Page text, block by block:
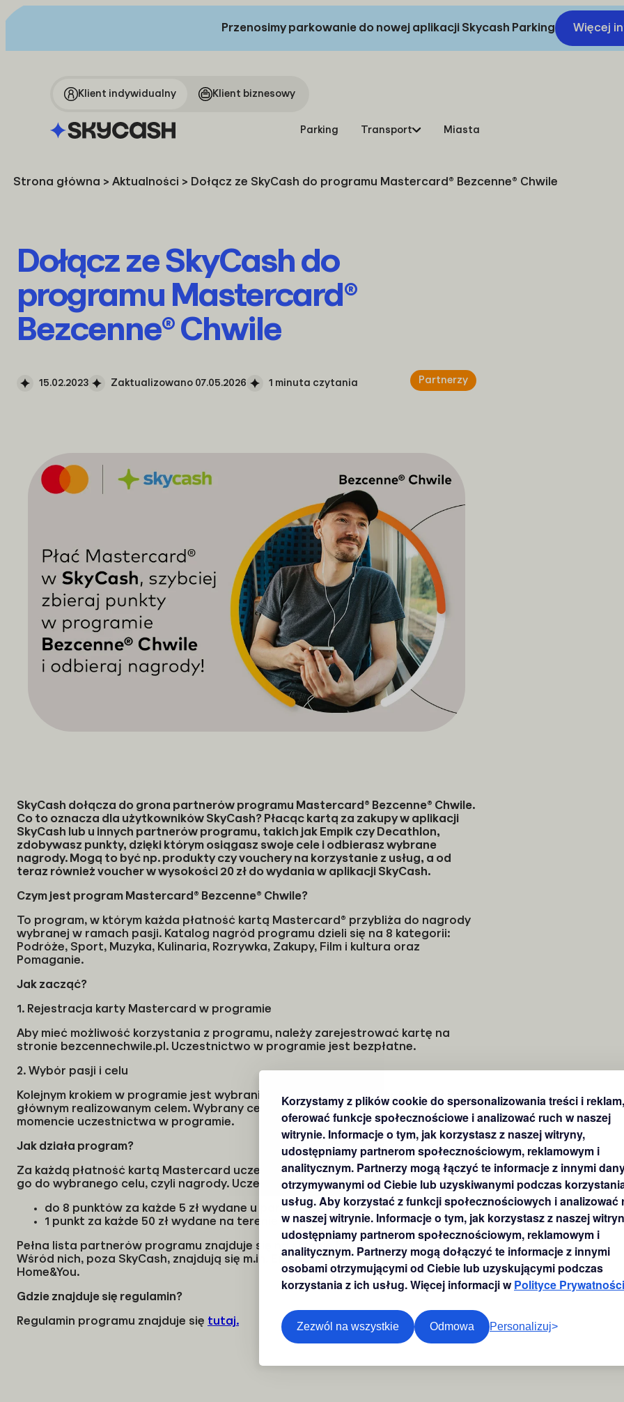
Korzystamy z plików cookie do spersonalizowania treści i
oferować funkcje społecznościowe i analizować ruch w naszej
witrynie. Informacje o tym, jak korzystasz z naszej witryny,
udostępniamy partnerom społecznościowym, reklamowym i
analitycznym. Partnerzy mogą łączyć te informacje z innymi
otrzymywanymi od Ciebie lub uzyskiwanymi podczas
usług. Aby korzystać z funkcji społecznościowych i analizować
w naszej witrynie. Informacje o tym, jak korzystasz z naszej
udostępniamy partnerom społecznościowym, reklamowym i
analitycznym. Partnerzy mogą dołączyć te informacje z innymi
osobami otrzymującymi od Ciebie lub uzyskującymi podczas
korzystania z ich usług. Więcej informacji wPolityce Prywatności
Zezwól na wszystkie Odmowa Personalizuj
Przenosimy parkowanie do nowej aplikacji Skycash Parking Więcej
Klient indywidualny Klient biznesowy
Parking Transport Miasta
Strona główna > Aktualności > Dołącz ze SkyCash do programu Mastercard® Bezcenne® Chwile
Dołącz ze SkyCash do
programu Mastercard®
Bezcenne® Chwile
15.02.2023 Zaktualizowano 07.05.2026 1 minuta czytania Partnerzy
SkyCash dołącza do grona partnerów programu Mastercard® Bezcenne® Chwile.
Co to oznacza dla użytkowników SkyCash? Płacąc kartą za zakupy w aplikacji
SkyCash lub u innych partnerów programu, takich jak Empik czy Decathlon,
zdobywasz punkty, dzięki którym osiągasz swoje cele i odbierasz wybrane
nagrody. Mogą to być np. produkty czy vouchery na korzystanie z usług, a od
teraz również voucher w wysokości 20 zł do wydania w aplikacji SkyCash.
Czym jest program Mastercard® Bezcenne® Chwile?
To program, w którym każda płatność kartą Mastercard® przybliża do nagrody
wybranej w ramach pasji. Katalog nagród programu dzieli się na 8 kategorii:
Podróże, Sport, Muzyka, Kulinaria, Rozrywka, Zakupy, Film i kultura oraz
Pomaganie.
Jak zacząć?
1. Rejestracja karty Mastercard w programie
Aby mieć możliwość korzystania z programu, należy zarejestrować kartę na
stronie bezcennechwile.pl. Uczestnictwo w programie jest bezpłatne.
2. Wybór pasji i celu
Kolejnym krokiem w programie jest wybranie swojej pasji i nagrody, która będzie
głównym realizowanym celem. Wybrany cel można zmieniać na inny w każdym
momencie uczestnictwa w programie.
Jak działa program?
Za każdą płatność kartą Mastercard uczestnik zbiera punkty, które przybliżają
go do wybranego celu, czyli nagrody. Uczestnik programu otrzymuje:
do 8 punktów za każde 5 zł wydane u partnerów programu,
1 punkt za każde 50 zł wydane na terenie Polski.
Pełna lista partnerów programu znajduje się na stronie bezcennechwile.pl.
Wśród nich, poza SkyCash, znajdują się m.in. Empik, Carrefour, Decathlon czy
Home&You.
Gdzie znajduje się regulamin?
Regulamin programu znajduje się tutaj.
Zeskanuj kod QR aby pobrać aplikację
Zeskanuj kod QR aby pobrać aplikację